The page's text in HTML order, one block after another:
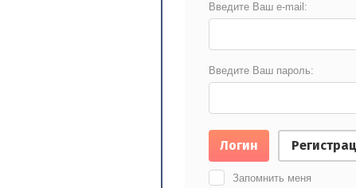
Введите Ваш e-mail:
Введите Ваш пароль:
Логин
Запомнить меня